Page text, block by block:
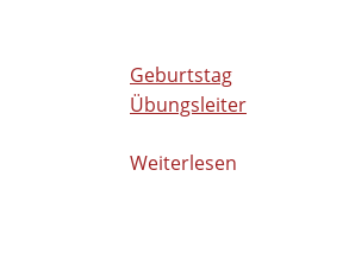
Geburtstag
Übungsleiter
Weiterlesen